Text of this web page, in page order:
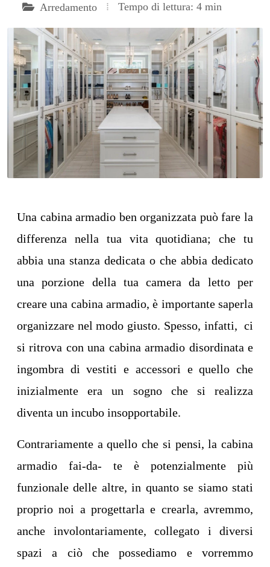
Arredamento
Tempo di lettura: 4 min
Una cabina armadio ben organizzata può fare la
differenza nella tua vita quotidiana; che tu
abbia una stanza dedicata o che abbia dedicato
una porzione della tua camera da letto per
creare una cabina armadio, è importante saperla
organizzare nel modo giusto. Spesso, infatti, ci
si ritrova con una cabina armadio disordinata e
ingombra di vestiti e accessori e quello che
inizialmente era un sogno che si realizza
diventa un incubo insopportabile.
Contrariamente a quello che si pensi, la cabina
armadio fai-da- te è potenzialmente più
funzionale delle altre, in quanto se siamo stati
proprio noi a progettarla e crearla, avremmo,
anche involontariamente, collegato i diversi
spazi a ciò che possediamo e vorremmo